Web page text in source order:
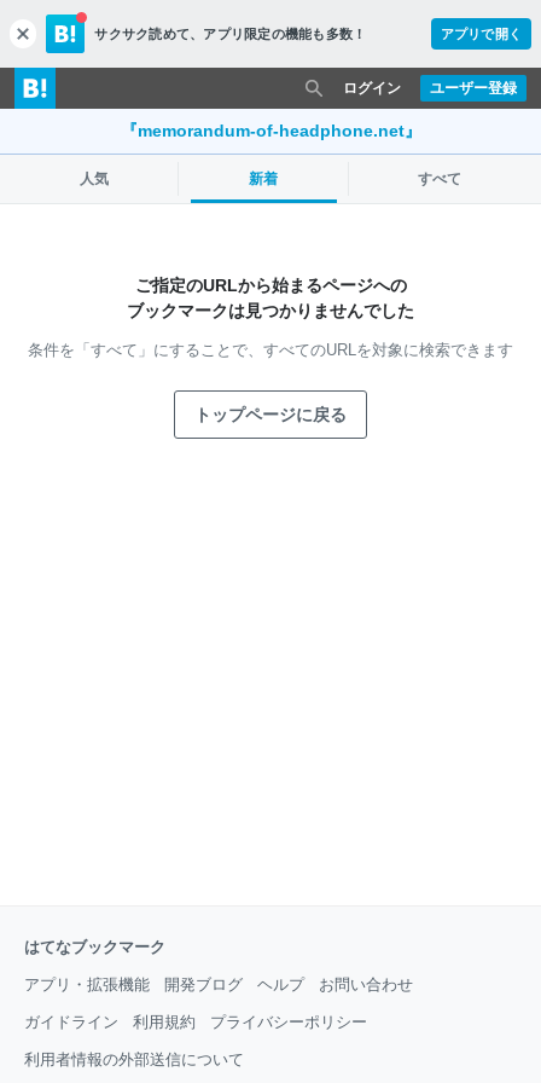
c
l
o
s
サクサク読めて、 アプリ限定の機能も多数！ アプリで開く
ユーザー登録
ログイン
『memorandum-of-headphone.net』
人気 新着 すべて
ご指定のURLから始まるページへの
ブックマークは見つかりませんでした
条件を「すべて」にすることで、 すべてのURLを対象に検索できます
トップページに戻る
はてなブックマーク
アプリ・拡張機能 開発ブログ ヘルプ お問い合わせ
ガイドライン 利用規約 プライバシーポリシー
利用者情報の外部送信について